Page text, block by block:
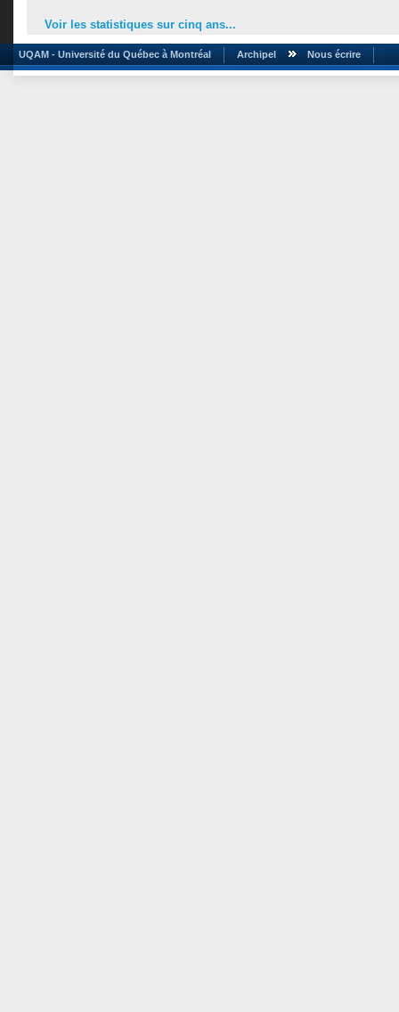
Voir les statistiques sur cinq ans...
UQAM - Université du Québec à Montréal Archipel Nous écrire